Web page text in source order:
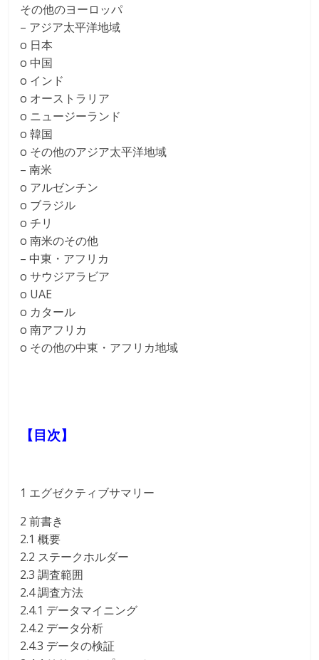
その他のヨーロッパ
– アジア太平洋地域
o 日本
o 中国
o インド
o オーストラリア
o ニュージーランド
o 韓国
o その他のアジア太平洋地域
– 南米
o アルゼンチン
o ブラジル
o チリ
o 南米のその他
– 中東・アフリカ
o サウジアラビア
o UAE
o カタール
o 南アフリカ
o その他の中東・アフリカ地域
【目次】
1 エグゼクティブサマリー
2 前書き
2.1 概要
2.2 ステークホルダー
2.3 調査範囲
2.4 調査方法
2.4.1 データマイニング
2.4.2 データ分析
2.4.3 データの検証